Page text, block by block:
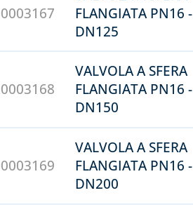
FLANGIATA PN16 -
DN125
VALVOLA A SFERA
FLANGIATA PN16 -
DN150
VALVOLA A SFERA
FLANGIATA PN16 -
DN200